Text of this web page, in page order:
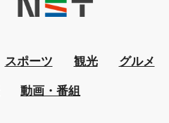
スポーツ 観光 グルメ
動画・番組